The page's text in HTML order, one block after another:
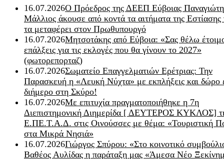
16.07.2026Ο Πρόεδρος της ΔΕΕΠ Εύβοιας
Μάλλιος άκουσε από κοντά τα αιτήματα της Εστίασης
τα μεταφέρει στον Πρωθυπουργό
16.07.2026Μητσοτάκης από Εύβοια: «Σας θέλω
επάλξεις για τις εκλογές που θα γίνουν το 2027»
(φωτορεπορταζ)
16.07.2026Σωματείο Επαγγελματιών Ερέτριας: Την
Παρασκευή η «Λευκή Νύχτα» με εκπλήξεις και δώρο
διήμερο στη Σκύρο!
16.07.2026Με επιτυχία πραγματοποιήθηκε η 7η
Διεπιστημονική Διημερίδα [ ΔEYΤΕΡΟΣ ΚΥΚΛΟΣ]
Ε.ΠΕ.Τ.Α.Δ. στις Οινούσσες με θέμα: «Τουριστική
στα Μικρά Νησιά»
16.07.2026Γιώργος Σπύρου: «Στο κοινοτικό
Βαθέος Αυλίδας η παράταξη μας «Άμεσα Νέο